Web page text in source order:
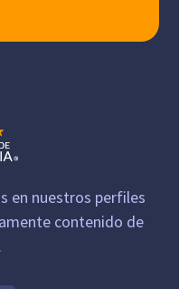
en nuestros perfiles
contenido de